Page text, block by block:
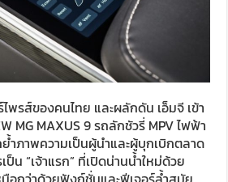
พรส์ของคนไทย และผลักดัน เอ็มจี เข้า
MG MAXUS 9 รถลักชัวรี่ MPV ไฟฟ้า
ำภาพความเป็นผู้นำและผู้บุกเบิกตลาด
น “เจ้าแรก” ที่เปิดน่านน้ำใหม่ด้วย